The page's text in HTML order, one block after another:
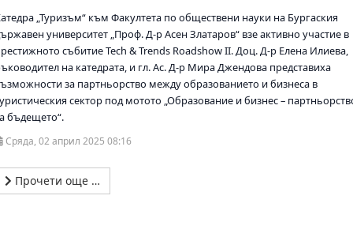
„Туризъм“ към Факултета по обществени науки на Бургаския
университет „Проф. Д-р Асен Златаров“ взе активно участие в
събитие Tech & Trends Roadshow II. Доц. Д-р Елена Илиева,
на катедрата, и гл. Ас. Д-р Мира Джендова представиха
за партньорство между образованието и бизнеса в
сектор под мотото „Образование и бизнес –
бъдещето“.
Сряда, 02 април 2025 08:16
Прочети още …